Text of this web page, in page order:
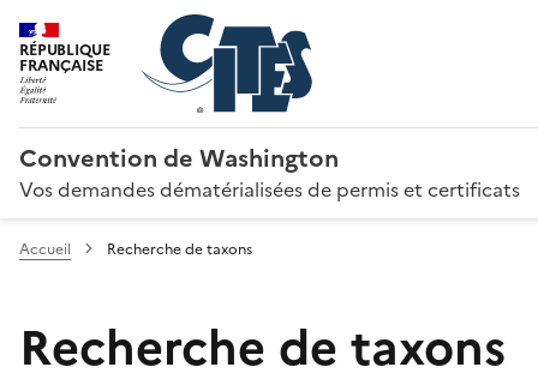
RÉPUBLIQUE
FRANÇAISE
Convention de Washington
Vos demandes dématérialisées de permis et certificats
Accueil Recherche de taxons
Recherche de taxons